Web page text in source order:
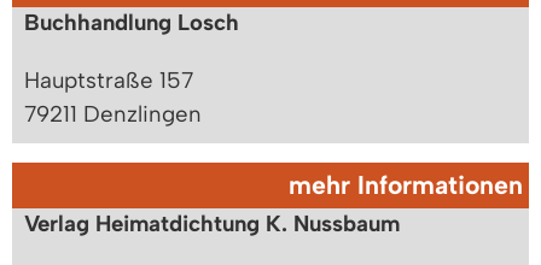
Buchhandlung Losch
Hauptstraße 157
79211 Denzlingen
mehr Informationen
Verlag Heimatdichtung K. Nussbaum